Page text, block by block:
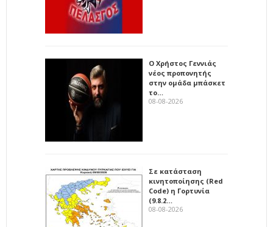
Ο Χρήστος Γεννιάς
νέος προπονητής
στην ομάδα μπάσκετ
το…
08-08-2026
Σε κατάσταση
κινητοποίησης (Red
Code) η Γορτυνία
(9.8.2…
08-08-2026